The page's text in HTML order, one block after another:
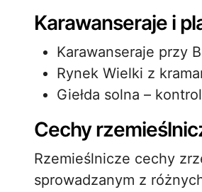
Karawanseraje i
Karawanseraje przy
Rynek Wielki z
Giełda solna –
Cechy
Rzemieślnicze cechy
sprowadzanym z